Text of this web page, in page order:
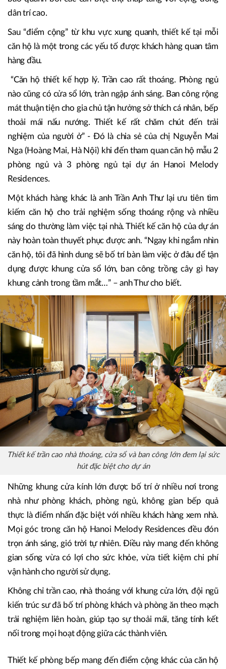
dân trí cao.
Sau “điểm cộng” từ khu vực xung quanh, thiết kế tại mỗi
căn hộ là một trong các yếu tố được khách hàng quan tâm
hàng đầu.
“Căn hộ thiết kế hợp lý. Trần cao rất thoáng. Phòng ngủ
nào cũng có cửa sổ lớn, tràn ngập ánh sáng. Ban công rộng
mát thuận tiện cho gia chủ tận hưởng sở thích cá nhân, bếp
thoải mái nấu nướng. Thiết kế rất chăm chút đến trải
nghiệm của người ở” - Đó là chia sẻ của chị Nguyễn Mai
Nga (Hoàng Mai, Hà Nội) khi đến tham quan căn hộ mẫu 2
phòng ngủ và 3 phòng ngủ tại dự án Hanoi Melody
Residences.
Một khách hàng khác là anh Trần Anh Thư lại ưu tiên tìm
kiếm căn hộ cho trải nghiệm sống thoáng rộng và nhiều
sáng do thường làm việc tại nhà. Thiết kế căn hộ của dự án
này hoàn toàn thuyết phục được anh. “Ngay khi ngắm nhìn
căn hộ, tôi đã hình dung sẽ bố trí bàn làm việc ở đâu để tận
dụng được khung cửa sổ lớn, ban công trồng cây gì hay
khung cảnh trong tầm mắt…” – anh Thư cho biết.
Thiết kế trần cao nhà thoáng, cửa sổ và ban công lớn đem lại sức
hút đặc biệt cho dự án
Những khung cửa kính lớn được bố trí ở nhiều nơi trong
nhà như phòng khách, phòng ngủ, không gian bếp quả
thực là điểm nhấn đặc biệt với nhiều khách hàng xem nhà.
Mọi góc trong căn hộ Hanoi Melody Residences đều đón
trọn ánh sáng, gió trời tự nhiên. Điều này mang đến không
gian sống vừa có lợi cho sức khỏe, vừa tiết kiệm chi phí
vận hành cho người sử dụng.
Không chỉ trần cao, nhà thoáng với khung cửa lớn, đội ngũ
kiến trúc sư đã bố trí phòng khách và phòng ăn theo mạch
trải nghiệm liên hoàn, giúp tạo sự thoải mái, tăng tính kết
nối trong mọi hoạt động giữa các thành viên.
Thiết kế phòng bếp mang đến điểm cộng khác của căn hộ